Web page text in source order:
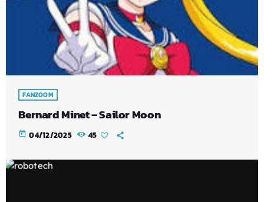
FANZOOM
Bernard Minet – Sailor Moon
today 04/12/2025 45